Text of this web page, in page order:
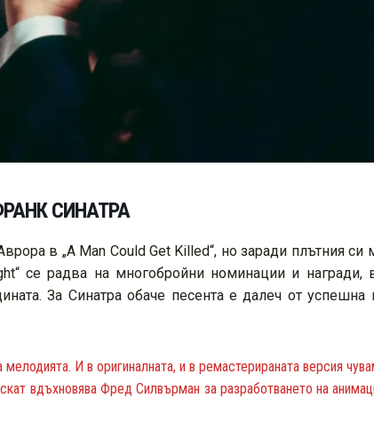
СИНАТРА
в „A Man Could Get Killed“, но заради плътния
се радва на многобройни номинации и награди,
За Синатра обаче песента е далеч от успешна
И в оригиналната, и в ремастерираната версия
вдъхновява Фред Силвърман за разработването на